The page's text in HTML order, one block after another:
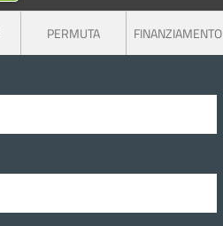
PERMUTA FINANZIAMENTO